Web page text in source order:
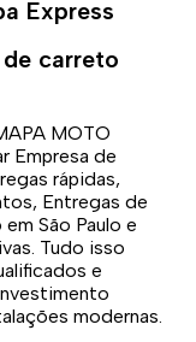
Express
carreto
MOTO
Empresa de
rápidas,
Entregas de
São Paulo e
Tudo isso
e
modernas.